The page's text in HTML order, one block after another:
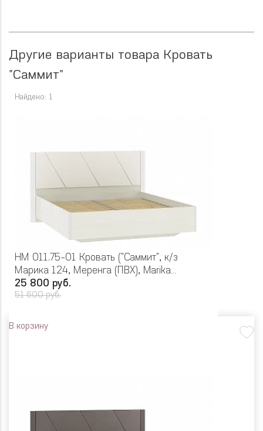
Другие варианты товара Кровать
"Саммит"
Найдено: 1
НМ 011.75-01 Кровать ("Саммит", к/з
Марика 124, Меренга (ПВХ), Marika
white,Меренга, Бел)
25 800 руб.
51 600 руб.
В корзину